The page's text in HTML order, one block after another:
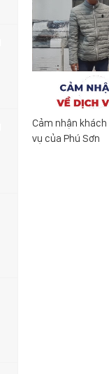
Cảm nhận
vụ của Phú Sơn